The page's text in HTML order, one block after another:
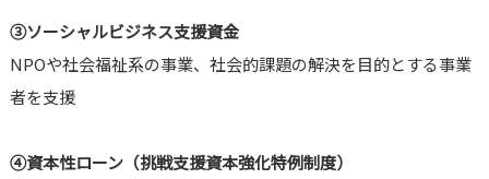
③ソーシャルビジネス支援資金
NPOや社会福祉系の事業、社会的課題の解決を目的とする事業
者を支援
④資本性ローン（挑戦支援資本強化特例制度）